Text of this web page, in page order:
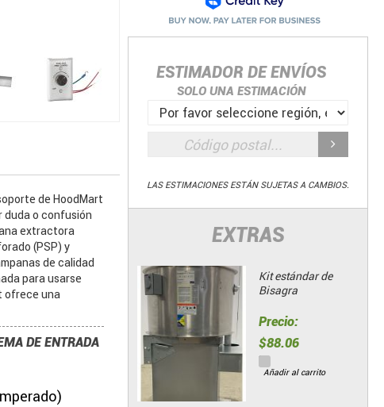
ESTIMADOR DE ENVÍOS
SOLO UNA ESTIMACIÓN
LAS ESTIMACIONES ESTÁN SUJETAS A CAMBIOS.
EXTRAS
Kit estándar de
Bisagra
Precio:
$88.06
Añadir al carrito
de HoodMart
duda o confusión
extractora
(PSP) y
de calidad
para usarse
ofrece una
DE ENTRADA